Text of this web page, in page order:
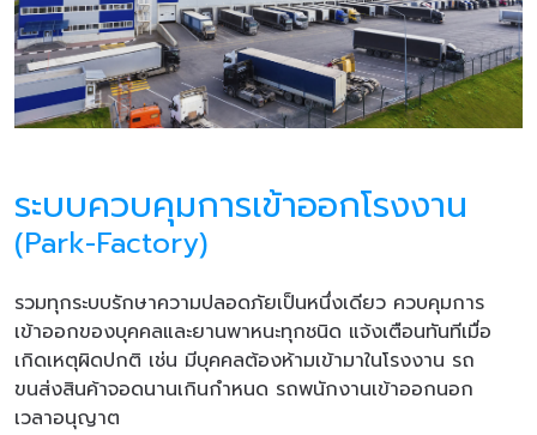
ระบบควบคุมการเข้าออกโรงงาน
(Park-Factory)
รวมทุกระบบรักษาความปลอดภัยเป็นหนึ่งเดียว ควบคุมการ
เข้าออกของบุคคลและยานพาหนะทุกชนิด แจ้งเตือนทันทีเมื่อ
เกิดเหตุผิดปกติ เช่น มีบุคคลต้องห้ามเข้ามาในโรงงาน รถ
ขนส่งสินค้าจอดนานเกินกำหนด รถพนักงานเข้าออกนอก
เวลาอนุญาต